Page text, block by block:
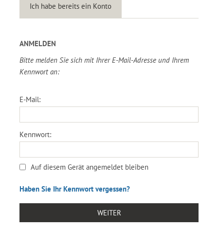
Ich habe bereits ein Konto
ANMELDEN
Bitte melden Sie sich mit Ihrer E-Mail-Adresse und Ihrem
Kennwort an:
E-Mail:
Kennwort:
Auf diesem Gerät angemeldet bleiben
Haben Sie Ihr Kennwort vergessen?
WEITER